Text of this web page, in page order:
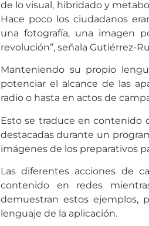
de lo visual, hibridado y
Hace poco los ciudadanos
una fotografía, una imagen
revolución”, señala Gutiérrez-
Manteniendo su propio
potenciar el alcance de las
radio o hasta en actos de
Esto se traduce en contenido
destacadas durante un
imágenes de los preparativos
Las diferentes acciones de
contenido en redes
demuestran estos ejemplos,
lenguaje de la aplicación.